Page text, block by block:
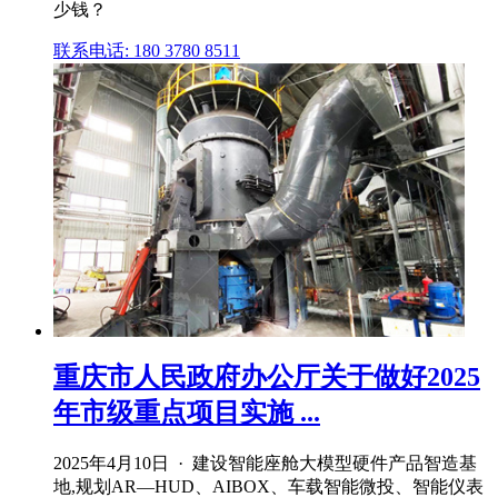
少钱？
联系电话: 180 3780 8511
重庆市人民政府办公厅关于做好2025
年市级重点项目实施 ...
2025年4月10日 · 建设智能座舱大模型硬件产品智造基
地,规划AR—HUD、AIBOX、车载智能微投、智能仪表